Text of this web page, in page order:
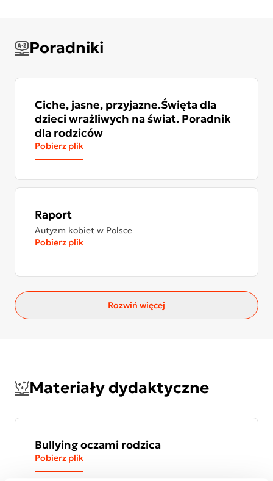
Poradniki
Ciche, jasne, przyjazne.Święta dla
dzieci wrażliwych na świat. Poradnik
dla rodziców
Pobierz plik
Raport
Autyzm kobiet w Polsce
Pobierz plik
Rozwiń więcej
Materiały dydaktyczne
Bullying oczami rodzica
Pobierz plik